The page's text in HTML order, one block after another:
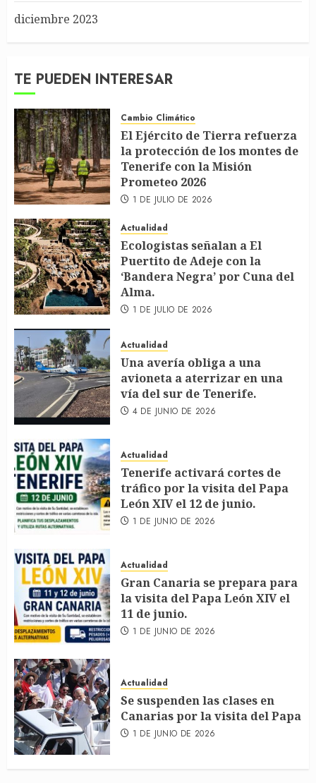
diciembre 2023
TE PUEDEN INTERESAR
Cambio Climático
El Ejército de Tierra refuerza
la protección de los montes de
Tenerife con la Misión
Prometeo 2026
1 DE JULIO DE 2026
Actualidad
Ecologistas señalan a El
Puertito de Adeje con la
‘Bandera Negra’ por Cuna del
Alma.
1 DE JULIO DE 2026
Actualidad
Una avería obliga a una
avioneta a aterrizar en una
vía del sur de Tenerife.
4 DE JUNIO DE 2026
Actualidad
Tenerife activará cortes de
tráfico por la visita del Papa
León XIV el 12 de junio.
1 DE JUNIO DE 2026
Actualidad
Gran Canaria se prepara para
la visita del Papa León XIV el
11 de junio.
1 DE JUNIO DE 2026
Actualidad
Se suspenden las clases en
Canarias por la visita del Papa
1 DE JUNIO DE 2026